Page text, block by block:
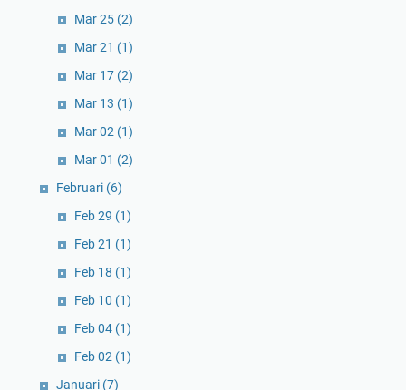
Mar 25 (2)
Mar 21 (1)
Mar 17 (2)
Mar 13 (1)
Mar 02 (1)
Mar 01 (2)
Februari (6)
Feb 29 (1)
Feb 21 (1)
Feb 18 (1)
Feb 10 (1)
Feb 04 (1)
Feb 02 (1)
Januari (7)